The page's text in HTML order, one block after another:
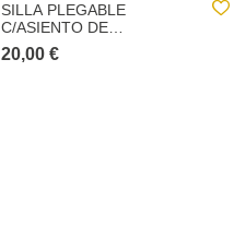
SILLA PLEGABLE
C/ASIENTO DE
TERCIOPELO
20,00 €